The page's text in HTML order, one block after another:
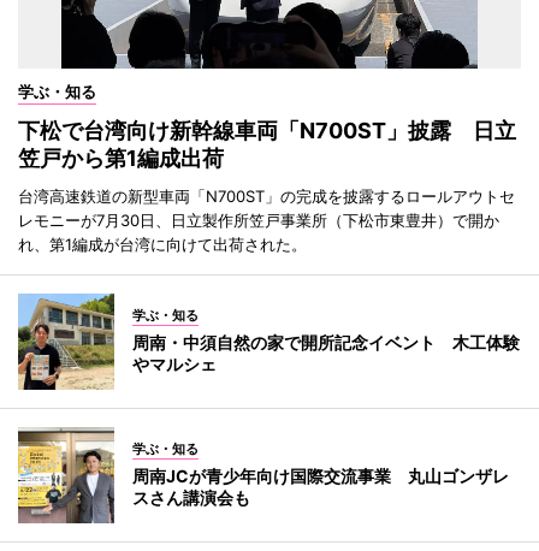
学ぶ・知る
下松で台湾向け新幹線車両「N700ST」披露 日立
笠戸から第1編成出荷
台湾高速鉄道の新型車両「N700ST」の完成を披露するロールアウトセ
レモニーが7月30日、日立製作所笠戸事業所（下松市東豊井）で開か
れ、第1編成が台湾に向けて出荷された。
学ぶ・知る
周南・中須自然の家で開所記念イベント 木工体験
やマルシェ
学ぶ・知る
周南JCが青少年向け国際交流事業 丸山ゴンザレ
スさん講演会も